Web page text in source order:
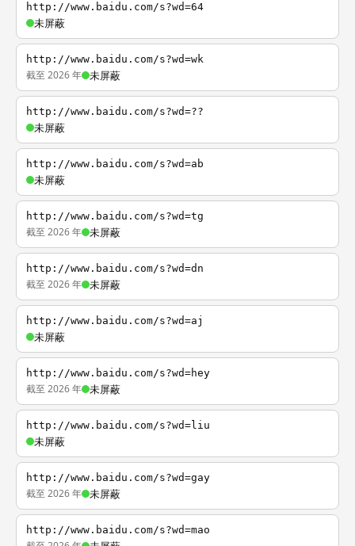
http://www.baidu.com/s?wd=64
未屏蔽
http://www.baidu.com/s?wd=wk
截至 2026 年 未屏蔽
http://www.baidu.com/s?wd=??
未屏蔽
http://www.baidu.com/s?wd=ab
未屏蔽
http://www.baidu.com/s?wd=tg
截至 2026 年 未屏蔽
http://www.baidu.com/s?wd=dn
截至 2026 年 未屏蔽
http://www.baidu.com/s?wd=aj
未屏蔽
http://www.baidu.com/s?wd=hey
截至 2026 年 未屏蔽
http://www.baidu.com/s?wd=liu
未屏蔽
http://www.baidu.com/s?wd=gay
截至 2026 年 未屏蔽
http://www.baidu.com/s?wd=mao